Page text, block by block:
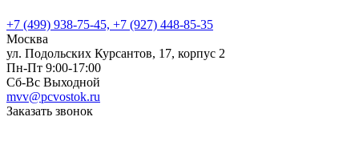
+7 (499) 938-75-45, +7 (927) 448-85-35
Москва
ул. Подольских Курсантов, 17, корпус 2
Пн-Пт 9:00-17:00
Сб-Вс Выходной
mvv@pcvostok.ru
Заказать звонок